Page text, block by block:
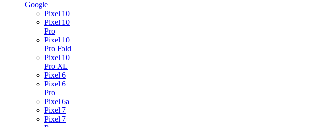
Google
Pixel 10
Pixel 10
Pro
Pixel 10
Pro Fold
Pixel 10
Pro XL
Pixel 6
Pixel 6
Pro
Pixel 6a
Pixel 7
Pixel 7